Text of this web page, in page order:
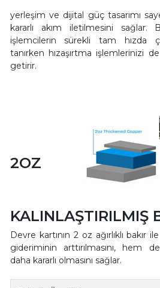
yerleşim ve dijital güç tasarımı
kararlı akım iletilmesini sağlar.
işlemcilerin sürekli tam hızda
tanırken hızaşırtma işlemlerinizi
getirir.
2OZ
KALINLAŞTIRILMIŞ
Devre kartının 2 oz ağırlıklı bakır ile
gideriminin arttırılmasını, hem
daha kararlı olmasını sağlar.